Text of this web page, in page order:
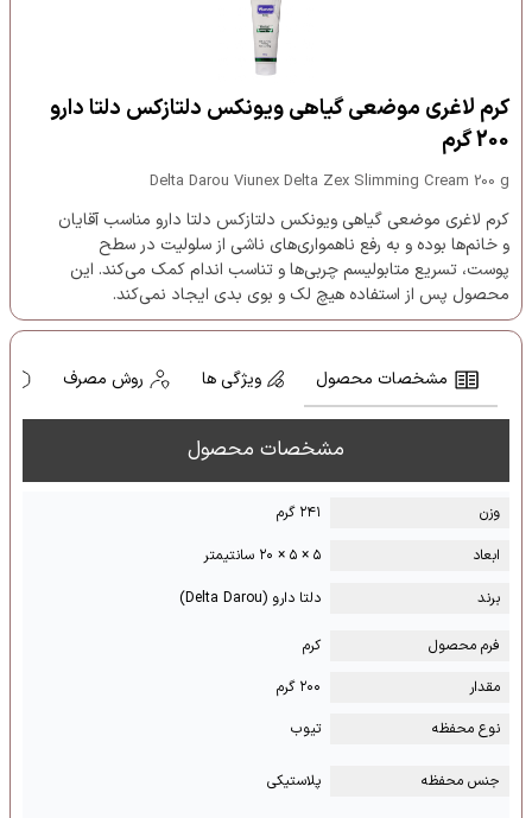
کرم لاغری موضعی گیاهی ویونکس دلتازکس دلتا دارو
200 گرم
Delta Darou Viunex Delta Zex Slimming Cream 200 g
کرم لاغری موضعی گیاهی ویونکس دلتازکس دلتا دارو مناسب آقایان
و خانم‌ها بوده و به رفع ناهمواری‌های ناشی از سلولیت در سطح
پوست، تسریع متابولیسم چربی‌ها و تناسب اندام کمک می‌کند. این
محصول پس از استفاده هیچ لک و بوی بدی ایجاد نمی‌کند.
مشخصات محصول ویژگی ها روش مصرف
مشخصات محصول
وزن
۲۴۱ گرم
ابعاد
۵ × ۵ × ۲۰ سانتیمتر
برند
دلتا دارو (Delta Darou)
فرم محصول
کرم
مقدار
۲۰۰ گرم
نوع محفظه
تیوب
جنس محفظه پلاستیکی